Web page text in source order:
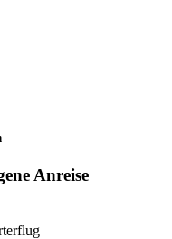
Anreise